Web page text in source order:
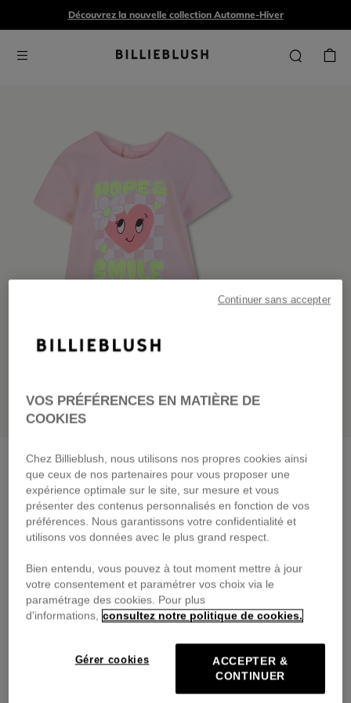
Découvrez la nouvelle collection Automne-Hiver
Ensemble Tee-shirt + short craie
dès 59,00 €
Payez en 4 fois sans frais avec
🔒Paiement sécurisé & retours faciles
DESCRIPTION
COMPOSITION
VOS PRÉFÉRENCES EN MATIÈRE DE
COOKIES
Chez Billieblush, nous utilisons nos propres cookies ainsi
que ceux de nos partenaires pour vous proposer une
expérience optimale sur le site, sur mesure et vous
présenter des contenus personnalisés en fonction de vos
préférences. Nous garantissons votre confidentialité et
utilisons vos données avec le plus grand respect.
Bien entendu, vous pouvez à tout moment mettre à jour
votre consentement et paramétrer vos choix via le
paramétrage des cookies. Pour plus
d'informations, consultez notre politique de cookies.
Gérer cookies
ACCEPTER &
CONTINUER
Continuer sans accepter